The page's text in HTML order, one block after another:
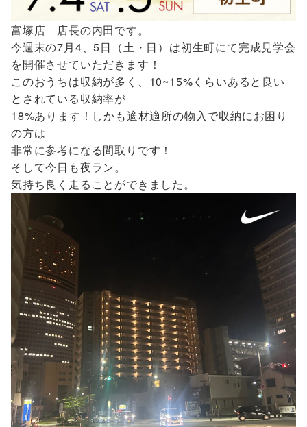
富塚店 店長の内田です。
今週末の7月4、5日（土・日）は初生町にて完成見学会
を開催させていただきます！
このおうちは収納が多く、10~15%くらいあると良い
とされている収納率が
18%あります！しかも適材適所の物入で収納にお困り
の方は
非常に参考になる間取りです！
そして今日も夜ラン。
気持ち良く走ることができました。